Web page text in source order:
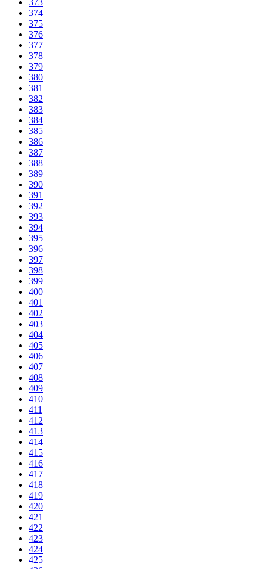
373
374
375
376
377
378
379
380
381
382
383
384
385
386
387
388
389
390
391
392
393
394
395
396
397
398
399
400
401
402
403
404
405
406
407
408
409
410
411
412
413
414
415
416
417
418
419
420
421
422
423
424
425